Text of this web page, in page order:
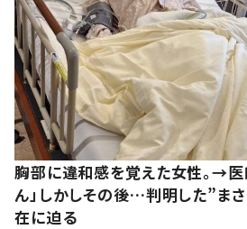
胸部に違和感を覚えた女性。→医
ん」しかしその後…判明した”ま
在に迫る